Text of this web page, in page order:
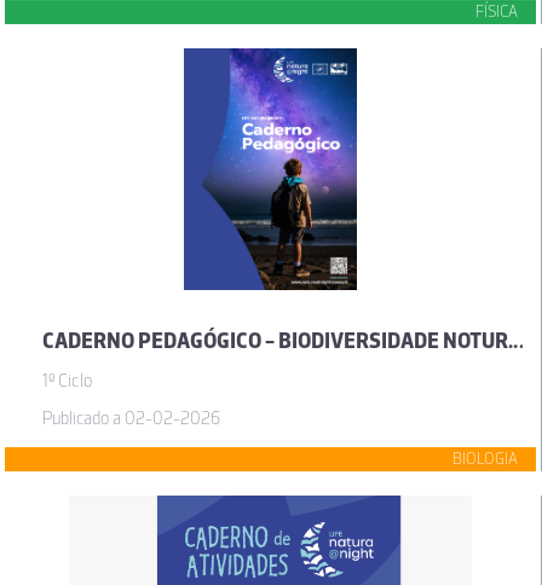
FÍSICA
CADERNO PEDAGÓGICO - BIODIVERSIDADE NOTURNA E POLUIÇÃO LUMINOSA
1º Ciclo
Publicado a 02-02-2026
BIOLOGIA